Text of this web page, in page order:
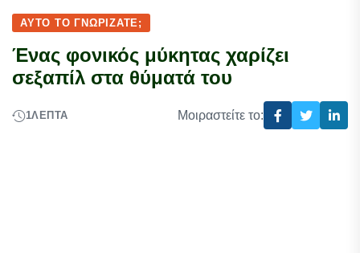
ΑΥΤΌ ΤΟ ΓΝΩΡΊΖΑΤΕ;
Ένας φονικός μύκητας χαρίζει
σεξαπίλ στα θύματά του
1ΛΕΠΤΆ Μοιραστείτε το: